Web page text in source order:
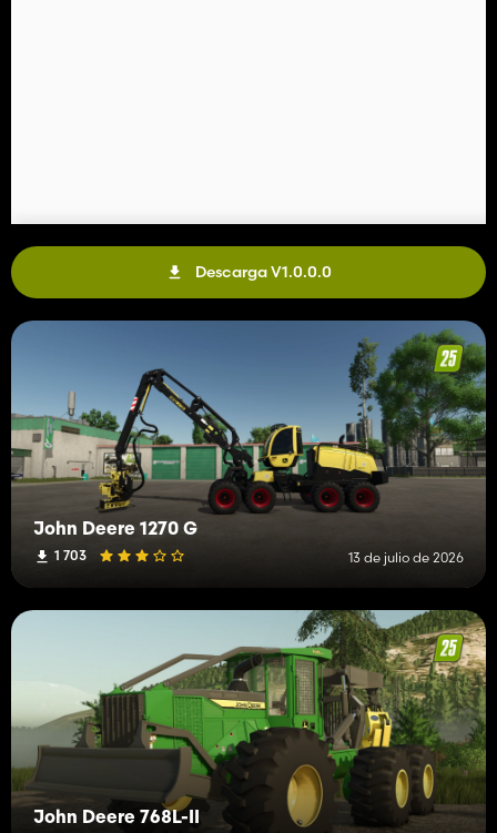
Descarga V1.0.0.0
John Deere 1270 G
1 703 13 de julio de 2026
John Deere 768L-II